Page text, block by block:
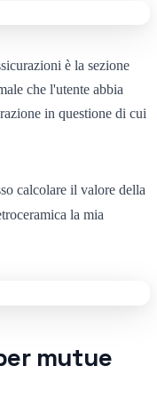
è la sezione
che l'utente abbia
in questione di cui
calcolare il valore della
la mia
mutue